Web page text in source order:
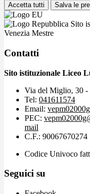
Accetta tutti Salva le
Sito
Venezia Mestre
Contatti
Sito istituzionale Liceo
Via del Miglio, 30 -
Tel: 041611574
Email:
PEC:
mail
C.F.: 90067670274
Codice Univoco
Seguici su